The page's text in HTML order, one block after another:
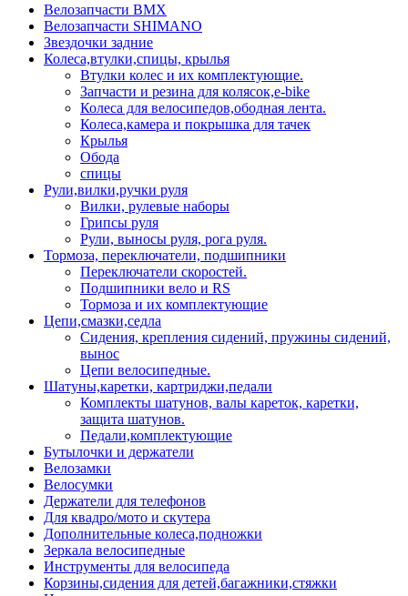
Велозапчасти BMX
Велозапчасти SHIMANO
Звездочки задние
Колеса,втулки,спицы, крылья
Втулки колес и их комплектующие.
Запчасти и резина для колясок,e-bike
Колеса для велосипедов,ободная лента.
Колеса,камера и покрышка для тачек
Крылья
Обода
спицы
Рули,вилки,ручки руля
Вилки, рулевые наборы
Грипсы руля
Рули, выносы руля, рога руля.
Тормоза, переключатели, подшипники
Переключатели скоростей.
Подшипники вело и RS
Тормоза и их комплектующие
Цепи,смазки,седла
Сидения, крепления сидений, пружины сидений,
вынос
Цепи велосипедные.
Шатуны,каретки, картриджи,педали
Комплекты шатунов, валы кареток, каретки,
защита шатунов.
Педали,комплектующие
Бутылочки и держатели
Велозамки
Велосумки
Держатели для телефонов
Для квадро/мото и скутера
Дополнительные колеса,подножки
Зеркала велосипедные
Инструменты для велосипеда
Корзины,сидения для детей,багажники,стяжки